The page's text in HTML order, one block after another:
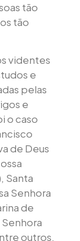
tão
tão
videntes
e
pelas
e
o caso
de Deus
Santa
Senhora
de
outros.